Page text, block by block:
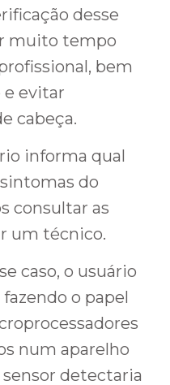
desse
muito tempo
bem
evitar
cabeça.
informa qual
do
consultar as
um técnico.
caso, o usuário
o papel
num aparelho
detectaria